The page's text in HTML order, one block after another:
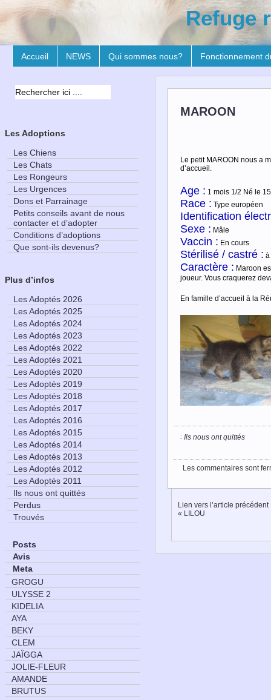
Refuge
Accueil NEWS Qui sommes nous? Fonctionnement
MAROON
Le petit MAROON nous a
d’accueil.
Age : 1 mois 1/2 Né le
Race : Type européen
Identification
Sexe : Mâle
Vaccin : En cours
Stérilisé / castré : à
Caractère : Maroon
joueur. Vous craquerez
En famille d’accueil à la
: Ils nous ont quittés
Les commentaires sont
Lien vers l’article précédent
« LILOU
Les Adoptions
Les Chiens
Les Chats
Les Rongeurs
Les Urgences
Dons et Parrainage
Petits conseils avant de nous
contacter et d’adopter
Conditions d’adoptions
Que sont-ils devenus?
Plus d’infos
Les Adoptés 2026
Les Adoptés 2025
Les Adoptés 2024
Les Adoptés 2023
Les Adoptés 2022
Les Adoptés 2021
Les Adoptés 2020
Les Adoptés 2019
Les Adoptés 2018
Les Adoptés 2017
Les Adoptés 2016
Les Adoptés 2015
Les Adoptés 2014
Les Adoptés 2013
Les Adoptés 2012
Les Adoptés 2011
Ils nous ont quittés
Perdus
Trouvés
Posts
Avis
Meta
GROGU
ULYSSE 2
KIDELIA
AYA
BEKY
CLEM
JAÏGGA
JOLIE-FLEUR
AMANDE
BRUTUS